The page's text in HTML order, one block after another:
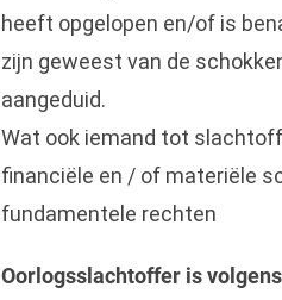
heeft opgelopen en/of is
zijn geweest van de
aangeduid.
Wat ook iemand tot
financiële en / of materiële
fundamentele rechten
Oorlogsslachtoffer is